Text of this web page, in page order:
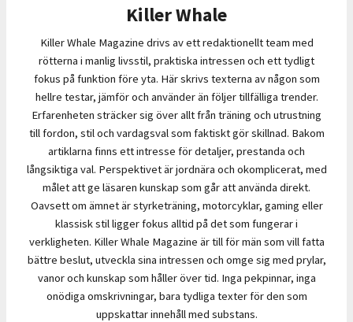
Killer Whale
Killer Whale Magazine drivs av ett redaktionellt team med
rötterna i manlig livsstil, praktiska intressen och ett tydligt
fokus på funktion före yta. Här skrivs texterna av någon som
hellre testar, jämför och använder än följer tillfälliga trender.
Erfarenheten sträcker sig över allt från träning och utrustning
till fordon, stil och vardagsval som faktiskt gör skillnad. Bakom
artiklarna finns ett intresse för detaljer, prestanda och
långsiktiga val. Perspektivet är jordnära och okomplicerat, med
målet att ge läsaren kunskap som går att använda direkt.
Oavsett om ämnet är styrketräning, motorcyklar, gaming eller
klassisk stil ligger fokus alltid på det som fungerar i
verkligheten. Killer Whale Magazine är till för män som vill fatta
bättre beslut, utveckla sina intressen och omge sig med prylar,
vanor och kunskap som håller över tid. Inga pekpinnar, inga
onödiga omskrivningar, bara tydliga texter för den som
uppskattar innehåll med substans.